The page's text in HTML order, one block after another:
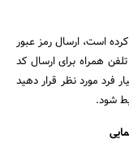
است، ارسال رمز عبور
همراه برای ارسال کد
فرد مورد نظر قرار دهید
شود.